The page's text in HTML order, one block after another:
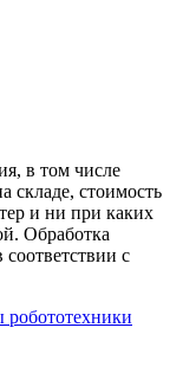
в том числе
складе, стоимость
и ни при каких
Обработка
с